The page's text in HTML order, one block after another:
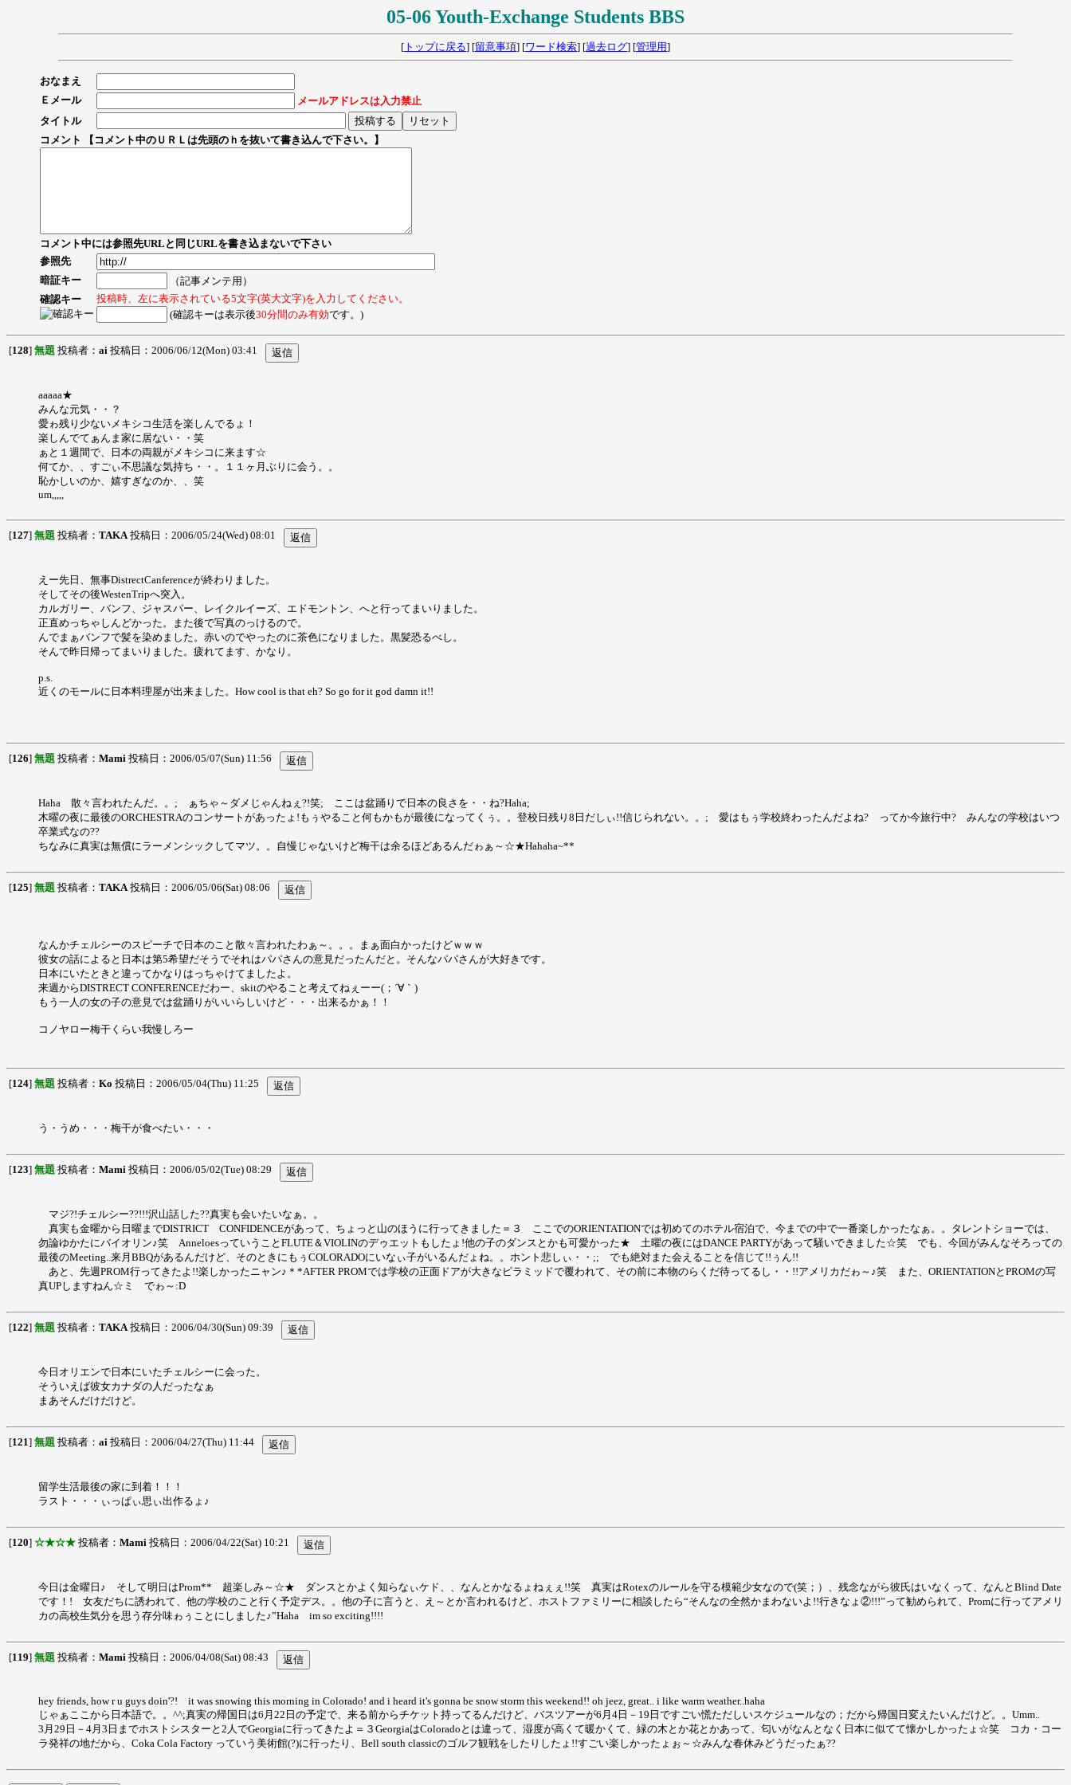
05-06 Youth-Exchange Students BBS
[ トップに戻る] [留意事項] [ワード検索] [過去ログ] [管理用]
おなまえ
Ｅメール
メールアドレスは入力禁止
タイトル
コメント 【コメント中のＵＲＬは先頭のｈを抜いて書き込んで下さい。】
コメント中には参照先URLと同じURLを書き込まないで下さい
参照先
暗証キー
（記事メンテ用）
確認キー
投稿時、左に表示されている5文字(英大文字)を入力してください。
(確認キーは表示後30分間のみ有効です。)
[128] 無題 投稿者： ai 投稿日：2006/06/12(Mon) 03:41
aaaaa★
みんな元気・・？
愛ゎ残り少ないメキシコ生活を楽しんでるょ！
楽しんでてぁんま家に居ない・・笑
ぁと１週間で、日本の両親がメキシコに来ます☆
何てか、、すごぃ不思議な気持ち・・。１１ヶ月ぶりに会う。。
恥かしいのか、嬉すぎなのか、、笑
um,,,,,
[127] 無題 投稿者： TAKA投稿日：2006/05/24(Wed) 08:01
えー先日、無事DistrectCanferenceが終わりました。
そしてその後WestenTripへ突入。
カルガリー、バンフ、ジャスパー、レイクルイーズ、エドモントン、へと行ってまいりました。
正直めっちゃしんどかった。また後で写真のっけるので。
んでまぁバンフで髪を染めました。赤いのでやったのに茶色になりました。黒髪恐るべし。
そんで昨日帰ってまいりました。疲れてます、かなり。
p.s.
近くのモールに日本料理屋が出来ました。How cool is that eh? So go for it god damn it!!
[126] 無題 投稿者： Mami 投稿日：2006/05/07(Sun) 11:56
Haha 散々言われたんだ。。; ぁちゃ～ダメじゃんねぇ?!笑; ここは盆踊りで日本の良さを・・ね?Haha;
木曜の夜に最後のORCHESTRAのコンサートがあったょ!もぅやること何もかもが最後になってくぅ。。登校日残り8日だしぃ!!信じられない。。; 愛はもぅ学校終わったんだよね? ってか今旅行中? みんなの学校はいつ
卒業式なの??
ちなみに真実は無償にラーメンシックしてマツ。。自慢じゃないけど梅干は余るほどあるんだゎぁ～☆★Hahaha~**
[125] 無題 投稿者： TAKA投稿日：2006/05/06(Sat) 08:06
なんかチェルシーのスピーチで日本のこと散々言われたわぁ～。。。まぁ面白かったけどｗｗｗ
彼女の話によると日本は第5希望だそうでそれはパパさんの意見だったんだと。そんなパパさんが大好きです。
日本にいたときと違ってかなりはっちゃけてましたよ。
来週からDISTRECT CONFERENCEだわー、skitのやること考えてねぇーー(；´∀｀)
もう一人の女の子の意見では盆踊りがいいらしいけど・・・出来るかぁ！！
コノヤロー梅干くらい我慢しろー
[124] 無題 投稿者： Ko 投稿日：2006/05/04(Thu) 11:25
う・うめ・・・梅干が食べたい・・・
[123] 無題 投稿者： Mami 投稿日：2006/05/02(Tue) 08:29
マジ?!チェルシー??!!!沢山話した??真実も会いたいなぁ。。
真実も金曜から日曜までDISTRICT CONFIDENCEがあって、ちょっと山のほうに行ってきました＝３ ここでのORIENTATIONでは初めてのホテル宿泊で、今までの中で一番楽しかったなぁ。。タレントショーでは、
勿論ゆかたにバイオリン♪笑 AnneloesっていうことFLUTE＆VIOLINのデゥエットもしたょ!他の子のダンスとかも可愛かった★ 土曜の夜にはDANCE PARTYがあって騒いできました☆笑 でも、今回がみんなそろっての
最後のMeeting..来月BBQがあるんだけど、そのときにもぅCOLORADOにいなぃ子がいるんだょね。。ホント悲しぃ・・;; でも絶対また会えることを信じて!!ぅん!!
あと、先週PROM行ってきたよ!!楽しかったニャン♪＊*AFTER PROMでは学校の正面ドアが大きなピラミッドで覆われて、その前に本物のらくだ待ってるし・・!!アメリカだゎ～♪笑 また、ORIENTATIONとPROMの写
真UPしますねん☆ミ でゎ～:D
[122] 無題 投稿者： TAKA投稿日：2006/04/30(Sun) 09:39
今日オリエンで日本にいたチェルシーに会った。
そういえば彼女カナダの人だったなぁ
まあそんだけだけど。
[121] 無題 投稿者： ai 投稿日：2006/04/27(Thu) 11:44
留学生活最後の家に到着！！！
ラスト・・・ぃっぱぃ思ぃ出作るょ♪
[120] ☆★☆★ 投稿者： Mami 投稿日：2006/04/22(Sat) 10:21
今日は金曜日♪ そして明日はProm** 超楽しみ～☆★ ダンスとかよく知らなぃケド、、なんとかなるょねぇぇ!!笑 真実はRotexのルールを守る模範少女なので(笑；）、残念ながら彼氏はいなくって、なんとBlind Date
です！! 女友だちに誘われて、他の学校のこと行く予定デス。。他の子に言うと、え～とか言われるけど、ホストファミリーに相談したら“そんなの全然かまわないよ!!行きなょ②!!!”って勧められて、Promに行ってアメリ
カの高校生気分を思う存分味ゎぅことにしました♪”Haha im so exciting!!!!
[119] 無題 投稿者： Mami 投稿日：2006/04/08(Sat) 08:43
hey friends, how r u guys doin'?! it was snowing this morning in Colorado! and i heard it's gonna be snow storm this weekend!! oh jeez, great.. i like warm weather..haha
じゃぁここから日本語で。。^^;真実の帰国日は6月22日の予定で、来る前からチケット持ってるんだけど、バスツアーが6月4日－19日ですごい慌ただしいスケジュールなの；だから帰国日変えたいんだけど。。Umm..
3月29日－4月3日までホストシスターと2人でGeorgiaに行ってきたよ＝３GeorgiaはColoradoとは違って、湿度が高くて暖かくて、緑の木とか花とかあって、匂いがなんとなく日本に似てて懐かしかったょ☆笑 コカ・コー
ラ発祥の地だから、Coka Cola Factory っていう美術館(?)に行ったり、Bell south classicのゴルフ観戦をしたりしたょ!!すごい楽しかったょぉ～☆みんな春休みどうだったぁ??